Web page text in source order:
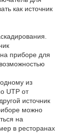
как источник
приборе для
из
UTP от
источник
можно
на
в ресторанах